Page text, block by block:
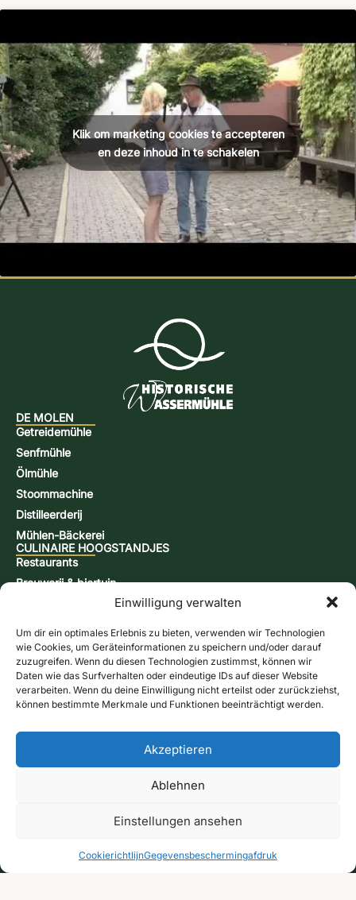
Einwilligung verwalten
Um dir ein optimales Erlebnis zu bieten, verwenden wir Technologien
wie Cookies, um Geräteinformationen zu speichern und/oder darauf
zuzugreifen. Wenn du diesen Technologien zustimmst, können wir
Daten wie das Surfverhalten oder eindeutige IDs auf dieser Website
verarbeiten. Wenn du deine Einwilligung nicht erteilst oder zurückziehst,
können bestimmte Merkmale und Funktionen beeinträchtigt werden.
Akzeptieren
Ablehnen
Einstellungen ansehen
CookierichtlijnGegevensbeschermingafdruk
Klik om marketing cookies te accepteren
en deze inhoud in te schakelen
DE MOLEN
Getreidemühle
Senfmühle
Ölmühle
Stoommachine
Distilleerderij
Mühlen-Bäckerei
CULINAIRE HOOGSTANDJES
Restaurants
Brouwerij & biertuin
OVERNACHTING
Regelingen
Hotelkamer
Hotel suites
Vakantiewoningen
Plaats caravan
EVENEMENTEN
Cursus bakken en mosterd
Snap-brandcursus
Bel ons